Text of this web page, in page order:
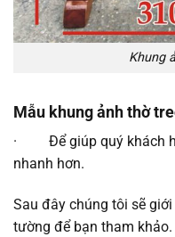
Khung
Mẫu khung ảnh thờ
· Để giúp quý khách
nhanh hơn.
Sau đây chúng tôi sẽ
tường để bạn tham khảo.